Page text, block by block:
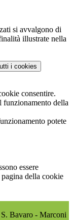
si avvalgono di
illustrate nella
i cookies
consentire.
funzionamento della
potete
essere
della cookie
Bavaro - Marconi